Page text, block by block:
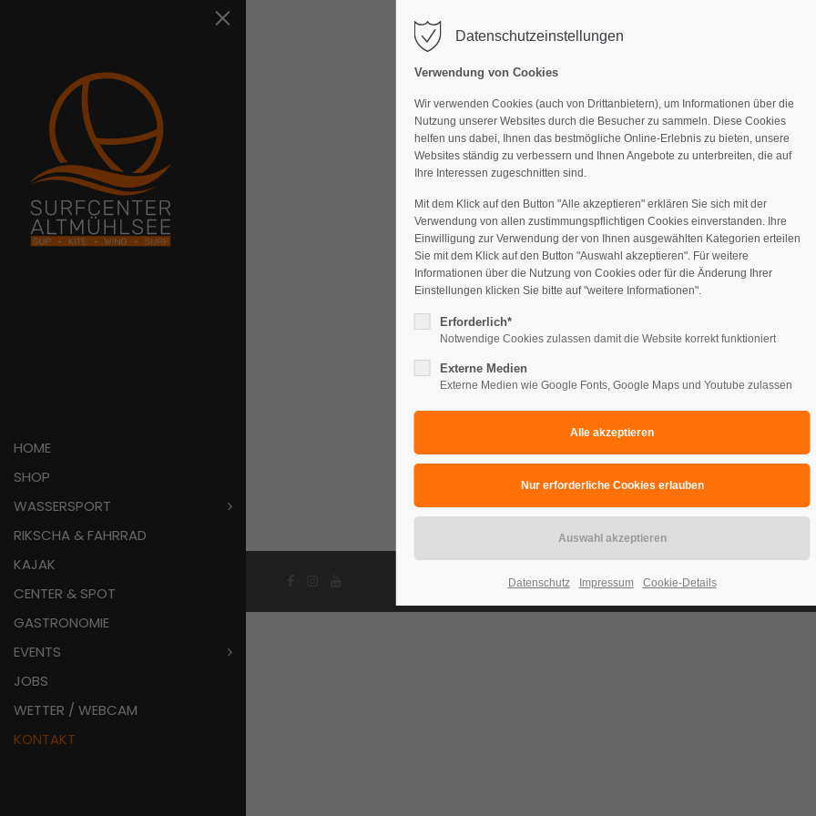
Der Eintrag "offcanvas-col1"
Der Eintrag "offcanvas-col2"
existiert leider nicht.
HOME
SHOP
WASSERSPORT
RIKSCHA & FAHRRAD
KAJAK
CENTER & SPOT
GASTRONOMIE
EVENTS
JOBS
WETTER / WEBCAM
KONTAKT
Gastronomie 08:30-20:30 Uhr (Warme Küche
Vielen
Wir haben Deine Nachricht
Ein Mitglied unseres Teams wird
Datenschutzeinstellungen
Verwendung von Cookies
Wir verwenden Cookies (auch von Drittanbietern), um Informationen über die
Nutzung unserer Websites durch die Besucher zu sammeln. Diese Cookies
helfen uns dabei, Ihnen das bestmögliche Online-Erlebnis zu bieten, unsere
Websites ständig zu verbessern und Ihnen Angebote zu unterbreiten, die auf
Ihre Interessen zugeschnitten sind.
Mit dem Klick auf den Button "Alle akzeptieren" erklären Sie sich mit der
Verwendung von allen zustimmungspflichtigen Cookies einverstanden. Ihre
Einwilligung zur Verwendung der von Ihnen ausgewählten Kategorien erteilen
Sie mit dem Klick auf den Button "Auswahl akzeptieren". Für weitere
Informationen über die Nutzung von Cookies oder für die Änderung Ihrer
Einstellungen klicken Sie bitte auf "weitere Informationen".
Erforderlich*
Notwendige Cookies zulassen damit die Website korrekt funktioniert
Externe Medien
Externe Medien wie Google Fonts, Google Maps und Youtube zulassen
Datenschutz Impressum Cookie-Details